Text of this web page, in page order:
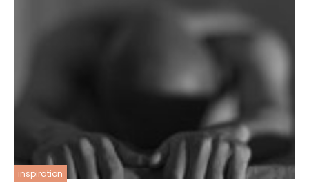
inspiration